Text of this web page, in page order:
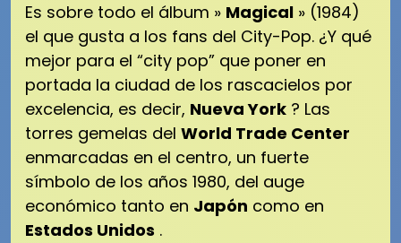
Es sobre todo el álbum » Magical » (1984)
el que gusta a los fans del City-Pop. ¿Y qué
mejor para el “city pop” que poner en
portada la ciudad de los rascacielos por
excelencia, es decir, Nueva York ? Las
torres gemelas del World Trade Center
enmarcadas en el centro, un fuerte
símbolo de los años 1980, del auge
económico tanto en Japón como en
Estados Unidos .